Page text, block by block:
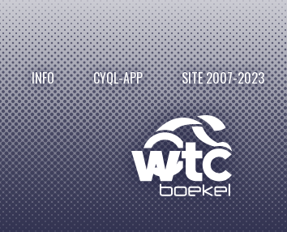
INFO CYQL-APP SITE 2007-2023